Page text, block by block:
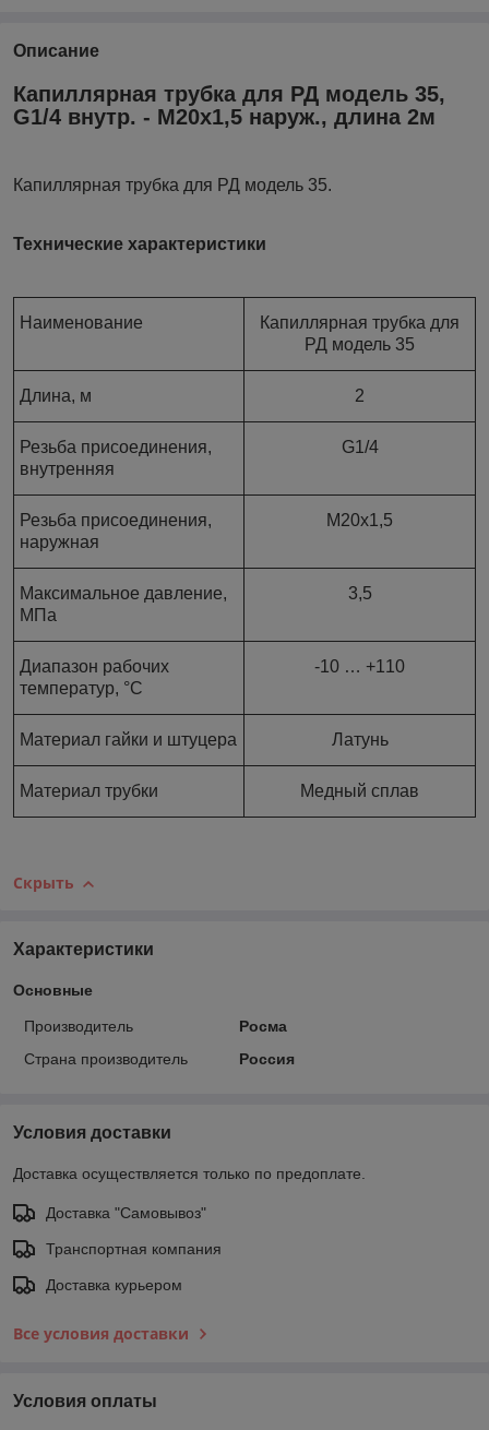
Описание
Капиллярная трубка для РД модель 35,
G1/4 внутр. - M20x1,5 наруж., длина 2м
Капиллярная трубка для РД модель 35.
Технические характеристики
Наименование
Капиллярная трубка для
РД модель 35
Длина, м 2
Резьба присоединения,
внутренняя
G1/4
Резьба присоединения,
наружная
M20x1,5
Максимальное давление,
МПа
3,5
Диапазон рабочих
температур, °С
-10 … +110
Материал гайки и штуцера Латунь
Материал трубки Медный сплав
Скрыть
Характеристики
Основные
Производитель
Росма
Страна производитель
Россия
Условия доставки
Доставка осуществляется только по предоплате.
Доставка "Самовывоз"
Транспортная компания
Доставка курьером
Все условия доставки
Условия оплаты